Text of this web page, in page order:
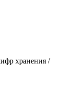
хранения /